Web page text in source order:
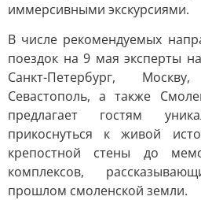
иммерсивными экскурсиями.
В числе рекомендуемых
поездок на 9 мая эксперты
Санкт-Петербург,
Севастополь, а также
предлагает гостям
прикоснуться к живой
крепостной стены до
комплексов,
прошлом смоленской земли.